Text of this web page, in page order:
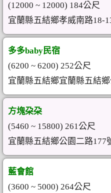
(12000 ~ 12000) 184公尺
宜蘭縣五結鄉孝威南路18-
多多baby民宿
(6200 ~ 6200) 252公尺
宜蘭縣五結鄉宜蘭縣五結
方塊朶朶
(5460 ~ 15800) 261公尺
宜蘭縣五結鄉公園二路177
藍會館
(3600 ~ 5000) 264公尺